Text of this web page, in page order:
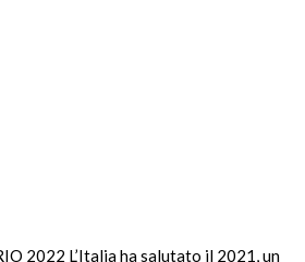
2022 L’Italia ha salutato il 2021, un